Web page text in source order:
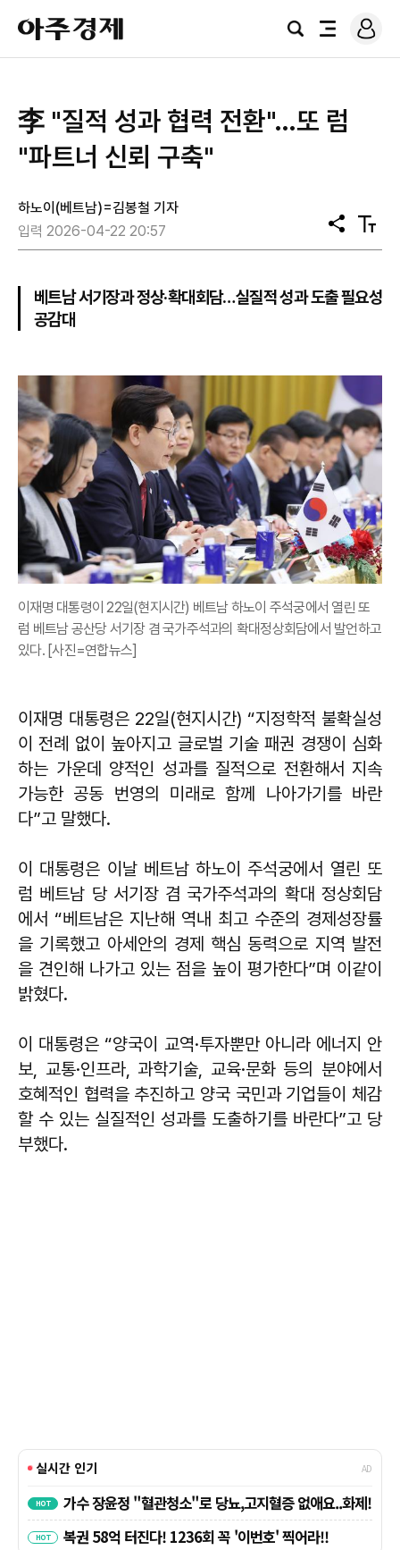
아
주
경
검
전
로
그
李 "질적 성과 협력 전환"…또 럼
"파트너 신뢰 구축"
하노이(베트남)=김봉철 기자
입력 2026-04-22 20:57
공
유
텍
스
기
베트남 서기장과 정상·확대회담…실질적 성과 도출 필요성
공감대
이재명 대통령이 22일(현지시간) 베트남 하노이 주석궁에서 열린 또
럼 베트남 공산당 서기장 겸 국가주석과의 확대정상회담에서 발언하고
있다. [사진=연합뉴스]
이재명 대통령은 22일(현지시간) “지정학적 불확실성
이 전례 없이 높아지고 글로벌 기술 패권 경쟁이 심화
하는 가운데 양적인 성과를 질적으로 전환해서 지속
가능한 공동 번영의 미래로 함께 나아가기를 바란
다”고 말했다.
이 대통령은 이날 베트남 하노이 주석궁에서 열린 또
럼 베트남 당 서기장 겸 국가주석과의 확대 정상회담
에서 “베트남은 지난해 역내 최고 수준의 경제성장률
을 기록했고 아세안의 경제 핵심 동력으로 지역 발전
을 견인해 나가고 있는 점을 높이 평가한다”며 이같이
밝혔다.
이 대통령은 “양국이 교역·투자뿐만 아니라 에너지 안
보, 교통·인프라, 과학기술, 교육·문화 등의 분야에서
호혜적인 협력을 추진하고 양국 국민과 기업들이 체감
할 수 있는 실질적인 성과를 도출하기를 바란다”고 당
부했다.